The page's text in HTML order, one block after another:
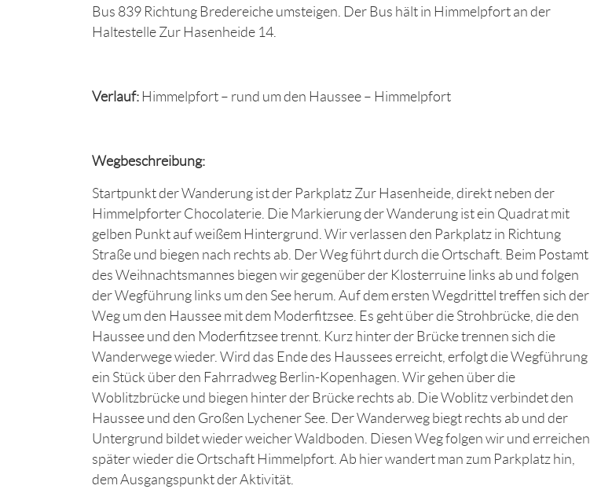
Bus 839 Richtung Bredereiche umsteigen. Der Bus hält in Himmelpfort an der
Haltestelle Zur Hasenheide 14.
Verlauf: Himmelpfort – rund um den Haussee – Himmelpfort
Wegbeschreibung:
Startpunkt der Wanderung ist der Parkplatz Zur Hasenheide, direkt neben der
Himmelpforter Chocolaterie. Die Markierung der Wanderung ist ein Quadrat mit
gelben Punkt auf weißem Hintergrund. Wir verlassen den Parkplatz in Richtung
Straße und biegen nach rechts ab. Der Weg führt durch die Ortschaft. Beim Postamt
des Weihnachtsmannes biegen wir gegenüber der Klosterruine links ab und folgen
der Wegführung links um den See herum. Auf dem ersten Wegdrittel treffen sich der
Weg um den Haussee mit dem Moderfitzsee. Es geht über die Strohbrücke, die den
Haussee und den Moderfitzsee trennt. Kurz hinter der Brücke trennen sich die
Wanderwege wieder. Wird das Ende des Haussees erreicht, erfolgt die Wegführung
ein Stück über den Fahrradweg Berlin-Kopenhagen. Wir gehen über die
Woblitzbrücke und biegen hinter der Brücke rechts ab. Die Woblitz verbindet den
Haussee und den Großen Lychener See. Der Wanderweg biegt rechts ab und der
Untergrund bildet wieder weicher Waldboden. Diesen Weg folgen wir und erreichen
später wieder die Ortschaft Himmelpfort. Ab hier wandert man zum Parkplatz hin,
dem Ausgangspunkt der Aktivität.